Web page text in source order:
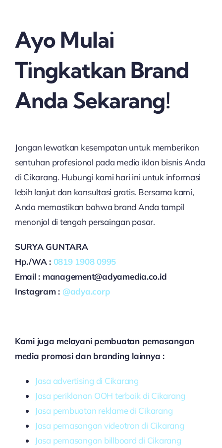
Ayo Mulai
Tingkatkan Brand
Anda Sekarang!
Jangan lewatkan kesempatan untuk memberikan
sentuhan profesional pada media iklan bisnis Anda
di Cikarang. Hubungi kami hari ini untuk informasi
lebih lanjut dan konsultasi gratis. Bersama kami,
Anda memastikan bahwa brand Anda tampil
menonjol di tengah persaingan pasar.
SURYA GUNTARA
Hp./WA : 0819 1908 0995
Email : management@adyamedia.co.id
Instagram : @adya.corp
Kami juga melayani pembuatan pemasangan
media promosi dan branding lainnya :
Jasa advertising di Cikarang
Jasa periklanan OOH terbaik di Cikarang
Jasa pembuatan reklame di Cikarang
Jasa pemasangan videotron di Cikarang
Jasa pemasangan billboard di Cikarang